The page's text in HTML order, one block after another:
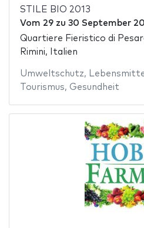
STILE BIO 2013
Vom 29zu 30 September
Quartiere Fieristico di
Rimini, Italien
Umweltschutz,
Tourismus, Gesundheit